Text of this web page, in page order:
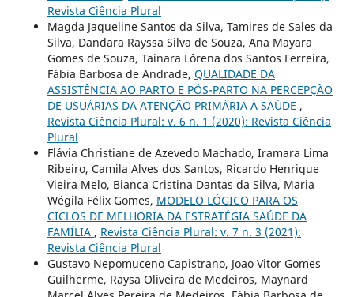
Revista Ciência Plural
Magda Jaqueline Santos da Silva, Tamires de Sales da
Silva, Dandara Rayssa Silva de Souza, Ana Mayara
Gomes de Souza, Tainara Lôrena dos Santos Ferreira,
Fábia Barbosa de Andrade, QUALIDADE DA
ASSISTÊNCIA AO PARTO E PÓS-PARTO NA PERCEPÇÃO
DE USUÁRIAS DA ATENÇÃO PRIMÁRIA À SAÚDE ,
Revista Ciência Plural: v. 6 n. 1 (2020): Revista Ciência
Plural
Flávia Christiane de Azevedo Machado, Iramara Lima
Ribeiro, Camila Alves dos Santos, Ricardo Henrique
Vieira Melo, Bianca Cristina Dantas da Silva, Maria
Wégila Félix Gomes, MODELO LÓGICO PARA OS
CICLOS DE MELHORIA DA ESTRATÉGIA SAÚDE DA
FAMÍLIA , Revista Ciência Plural: v. 7 n. 3 (2021):
Revista Ciência Plural
Gustavo Nepomuceno Capistrano, Joao Vitor Gomes
Guilherme, Raysa Oliveira de Medeiros, Maynard